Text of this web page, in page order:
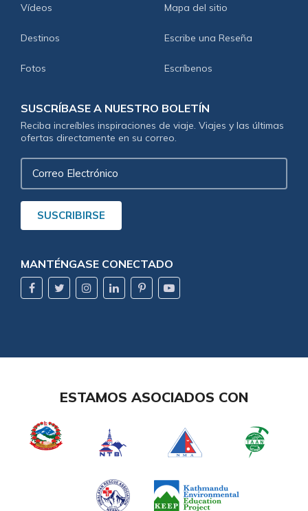
Vídeos Mapa del sitio
Destinos Escribe una Reseña
Fotos Escríbenos
SUSCRÍBASE A NUESTRO BOLETÍN
Reciba increíbles inspiraciones de viaje. Viajes y las últimas
ofertas directamente en su correo.
Correo
Electrónico
SUSCRIBIRSE
MANTÉNGASE CONECTADO
ESTAMOS ASOCIADOS CON